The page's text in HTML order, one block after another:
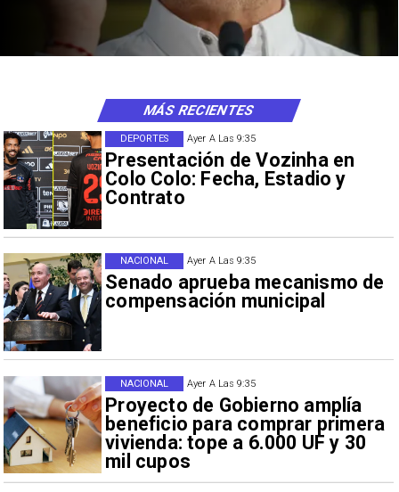
Ayer A Las 9:35
Presentación de Vozinha en
Colo Colo: Fecha, Estadio y
Contrato
DEPORTES
Ayer A Las 9:35
Senado aprueba mecanismo de
compensación municipal
NACIONAL
Ayer A Las 9:35
Proyecto de Gobierno amplía
beneficio para comprar primera
vivienda: tope a 6.000 UF y 30
mil cupos
NACIONAL
MÁS RECIENTES